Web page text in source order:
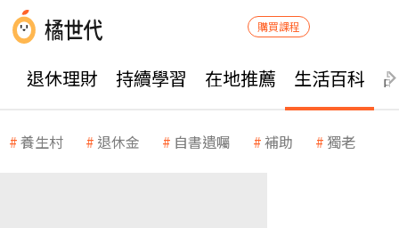
購買課程
退休理財 持續學習 在地推薦 生活百科
養生村 退休金 自書遺囑 補助 獨老